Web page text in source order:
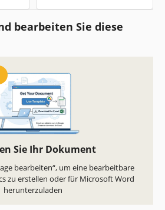
bearbeiten Sie diese
Sie Ihr Dokument
bearbeiten“, um eine bearbeitbare
zu erstellen oder für Microsoft Word
herunterzuladen